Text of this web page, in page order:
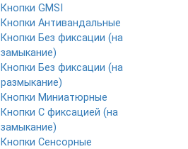
Кнопки GMSI
Кнопки Антивандальные
Кнопки Без фиксации (на
замыкание)
Кнопки Без фиксации (на
размыкание)
Кнопки Миниатюрные
Кнопки С фиксацией (на
замыкание)
Кнопки Сенсорные